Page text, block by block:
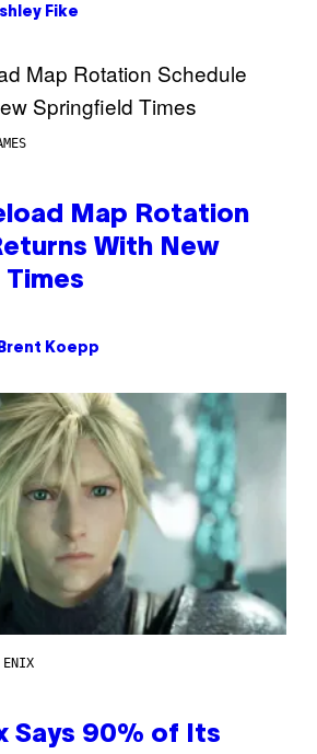
Fike
Map Rotation
With New
Brent Koepp
ENIX
Says 90% of Its